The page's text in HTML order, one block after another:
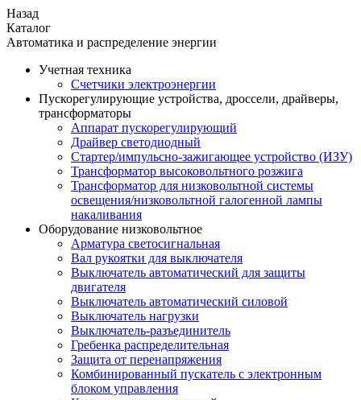
Назад
Каталог
Автоматика и распределение энергии
Учетная техника
Счетчики электроэнергии
Пускорегулирующие устройства, дроссели, драйверы,
трансформаторы
Аппарат пускорегулирующий
Драйвер светодиодный
Стартер/импульсно-зажигающее устройство (ИЗУ)
Трансформатор высоковольтного розжига
Трансформатор для низковольтной системы
освещения/низковольтной галогенной лампы
накаливания
Оборудование низковольтное
Арматура светосигнальная
Вал рукоятки для выключателя
Выключатель автоматический для защиты
двигателя
Выключатель автоматический силовой
Выключатель нагрузки
Выключатель-разъединитель
Гребенка распределительная
Защита от перенапряжения
Комбинированный пускатель с электронным
блоком управления